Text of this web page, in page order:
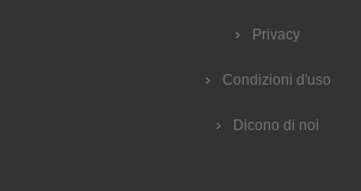
Privacy
Condizioni d'uso
Dicono di noi